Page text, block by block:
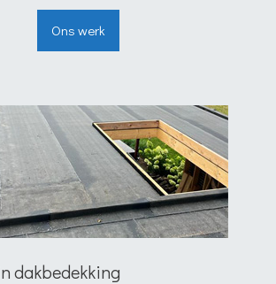
Ons werk
dakbedekking